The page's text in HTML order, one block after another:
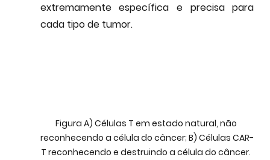
extremamente específica e precisa para
cada tipo de tumor.
Figura A) Células T em estado natural, não
reconhecendo a célula do câncer; B) Células CAR-
T reconhecendo e destruindo a célula do câncer.